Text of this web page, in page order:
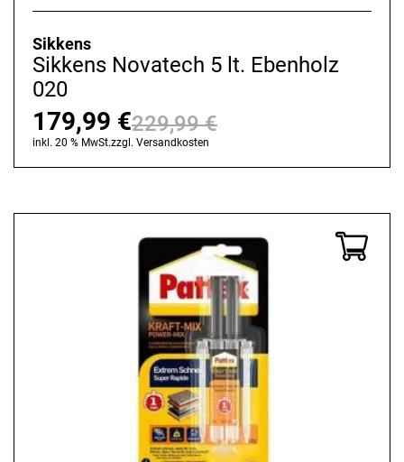
Sikkens
Sikkens Novatech 5 lt. Ebenholz
020
229,99€
war:
229,99 €
179,99 €
ist:
179,99 €.
inkl. 20 % MwSt.zzgl. Versandkosten